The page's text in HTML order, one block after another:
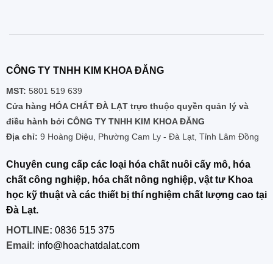
CÔNG TY TNHH KIM KHOA ĐĂNG
MST: 5801 519 639
Cửa hàng HÓA CHẤT ĐÀ LẠT trực thuộc quyền quản lý và
điều hành bởi CÔNG TY TNHH KIM KHOA ĐĂNG
Địa chỉ: 9 Hoàng Diệu, Phường Cam Ly - Đà Lạt, Tỉnh Lâm Đồng
Chuyên cung cấp các loại hóa chất nuôi cấy mô, hóa
chất công nghiệp, hóa chất nông nghiệp, vật tư Khoa
học kỹ thuật và các thiết bị thí nghiệm chất lượng cao tại
Đà Lạt.
HOTLINE: 0836 515 375
Email: info@hoachatdalat.com